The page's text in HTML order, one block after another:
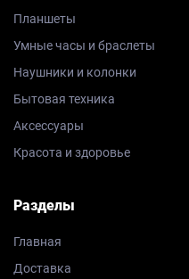
Планшеты
Умные часы и браслеты
Наушники и колонки
Бытовая техника
Аксессуары
Красота и здоровье
Разделы
Главная
Доставка